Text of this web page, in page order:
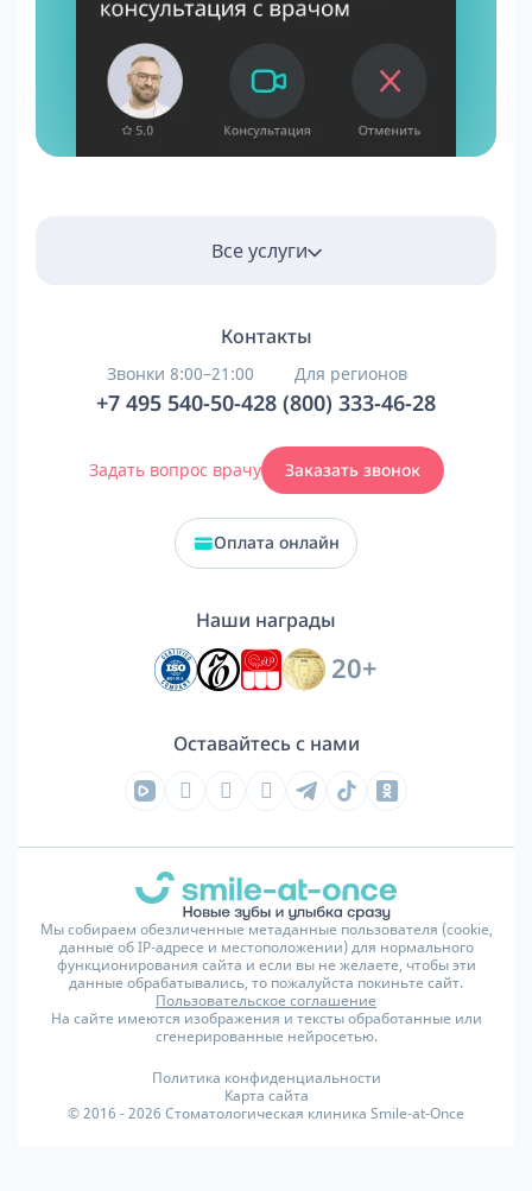
Все услуги
Контакты
Звонки 8:00–21:00
+7 495 540-50-42
Для регионов
8 (800) 333-46-28
Задать вопрос врачу Заказать звонок
Оплата онлайн
Наши награды
20+
Оставайтесь с нами
Мы собираем обезличенные метаданные пользователя (cookie,
данные об IP-адресе и местоположении) для нормального
функционирования сайта и если вы не желаете, чтобы эти
данные обрабатывались, то пожалуйста покиньте сайт.
Пользовательское соглашение
На сайте имеются изображения и тексты обработанные или
сгенерированные нейросетью.
© 2016 - 2026 Стоматологическая клиника Smile-at-Once
Карта сайта
Политика конфиденциальности